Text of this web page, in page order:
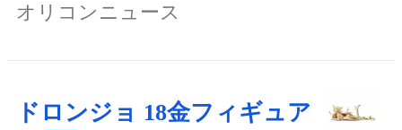
オリコンニュース
ドロンジョ 18金フィギュア